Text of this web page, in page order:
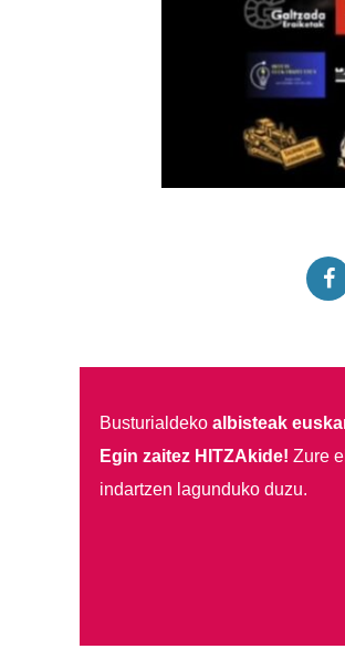
Busturialdeko albisteak
Egin zaitez HITZAkide! Zure
indartzen lagunduko duzu.